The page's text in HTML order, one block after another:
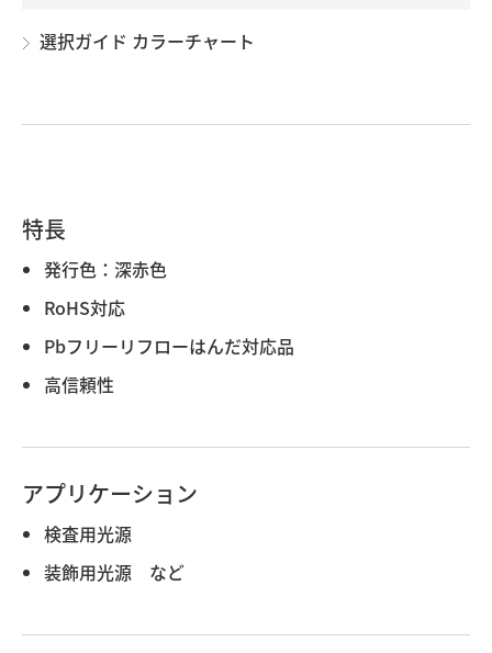
選択ガイド カラーチャート
特長
発行色：深赤色
RoHS対応
Pbフリーリフローはんだ対応品
高信頼性
アプリケーション
検査用光源
装飾用光源 など